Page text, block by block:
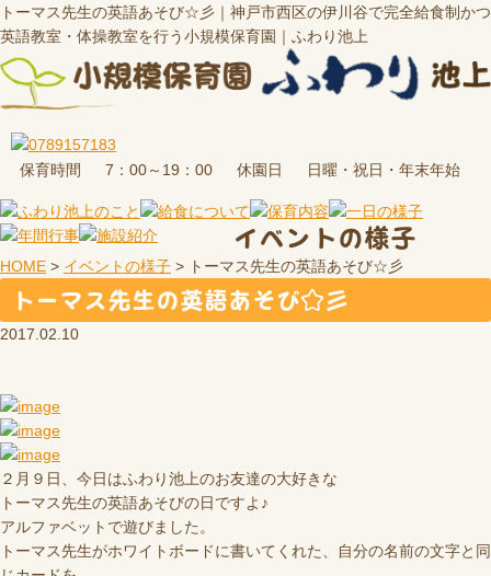
トーマス先生の英語あそび☆彡｜神戸市西区の伊川谷で完全給食制かつ
英語教室・体操教室を行う小規模保育園｜ふわり池上
保育時間 7：00～19：00 休園日 日曜・祝日・年末年始
イベントの様子
HOME > イベントの様子 > トーマス先生の英語あそび☆彡
トーマス先生の英語あそび☆彡
2017.02.10
２月９日、今日はふわり池上のお友達の大好きな
トーマス先生の英語あそびの日ですよ♪
アルファベットで遊びました。
トーマス先生がホワイトボードに書いてくれた、自分の名前の文字と同